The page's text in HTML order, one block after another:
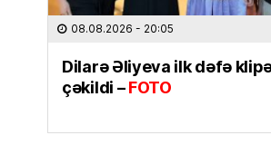
08.08.2026 - 20:05
Dilarə Əliyeva ilk dəfə
çəkildi –FOTO